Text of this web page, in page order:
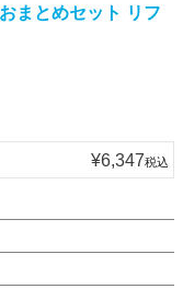
まとめセット リフ
¥6,347税込